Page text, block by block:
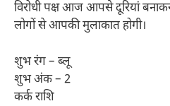
विरोधी पक्ष आज आपसे दूरियां
लोगों से आपकी मुलाकात होगी।
शुभ रंग – ब्लू
शुभ अंक – 2
कर्क राशि